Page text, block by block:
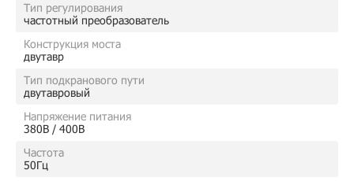
Тип регулирования
частотный преобразователь
Конструкция моста
двутавр
Тип подкранового пути
двутавровый
Напряжение питания
380В / 400В
Частота
50Гц